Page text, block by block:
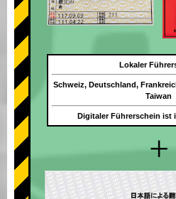
+
Lokaler
Schweiz, Deutschland,
Taiwan
Digitaler Führerschein ist